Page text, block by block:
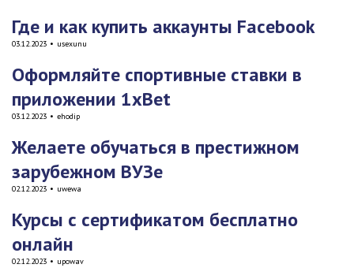
Где и как купить аккаунты Facebook
03.12.2023 • usexunu
Оформляйте спортивные ставки в
приложении 1xBet
03.12.2023 • ehodip
Желаете обучаться в престижном
зарубежном ВУЗе
02.12.2023 • uwewa
Курсы с сертификатом бесплатно
онлайн
02.12.2023 • upowav